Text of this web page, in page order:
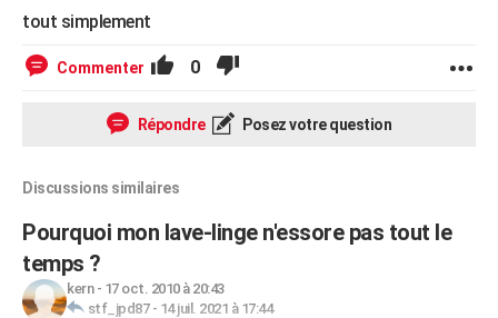
tout simplement
Commenter 0
Répondre Posez votre question
Discussions similaires
Pourquoi mon lave-linge n'essore pas tout le
temps ?
kern- 17 oct. 2010 à 20:43
stf_jpd87- 14 juil. 2021 à 17:44